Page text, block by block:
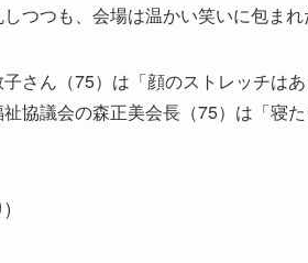
つつも、会場は温かい笑いに包まれ
さん（75）は「顔のストレッチは
協議会の森正美会長（75）は「寝